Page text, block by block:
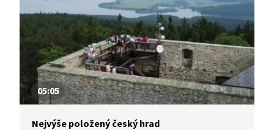
05:05
Nejvýše položený český hrad